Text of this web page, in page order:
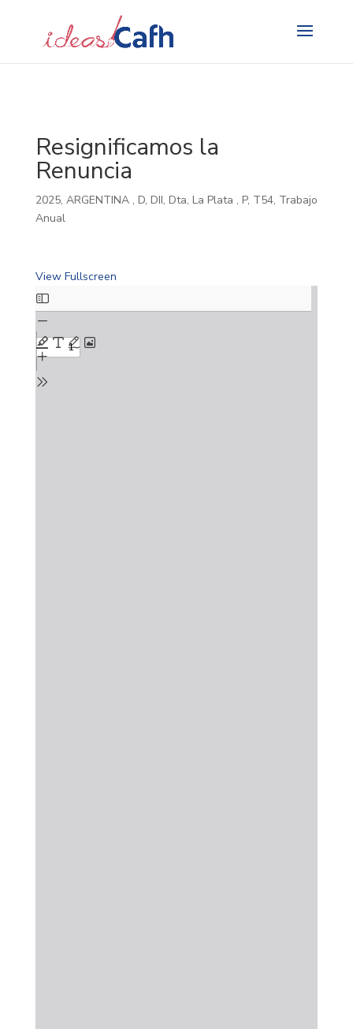
Resignificamos la
Renuncia
2025, ARGENTINA , D, DII, Dta, La Plata , P, T54, Trabajo
Anual
View Fullscreen
Skip
to
PDF
content